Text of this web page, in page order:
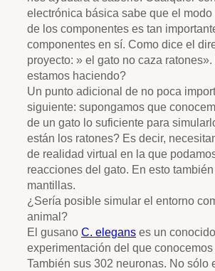
electrónica básica sabe que el
de los componentes es tan
componentes en sí. Como dice el
proyecto: » el gato no caza
estamos haciendo?
Un punto adicional de no poca
siguiente: supongamos que
de un gato lo suficiente para
están los ratones? Es decir,
de realidad virtual en la que
reacciones del gato. En esto
mantillas.
¿Sería posible simular el entorno
animal?
El gusano C. elegans es un
experimentación del que
También sus 302 neuronas. No sólo